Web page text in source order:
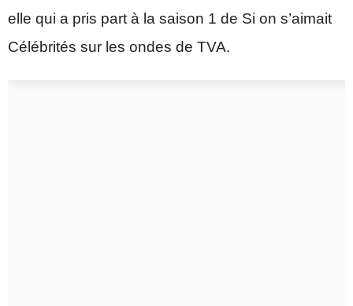
elle qui a pris part à la saison 1 de Si on s’aimait
Célébrités sur les ondes de TVA.